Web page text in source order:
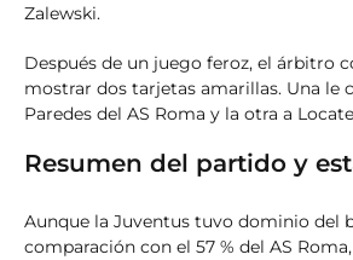
Zalewski.
Después de un juego feroz, el árbitro
mostrar dos tarjetas amarillas. Una le
Paredes del AS Roma y la otra a
Resumen del partido y
Aunque la Juventus tuvo dominio del
comparación con el 57 % del AS